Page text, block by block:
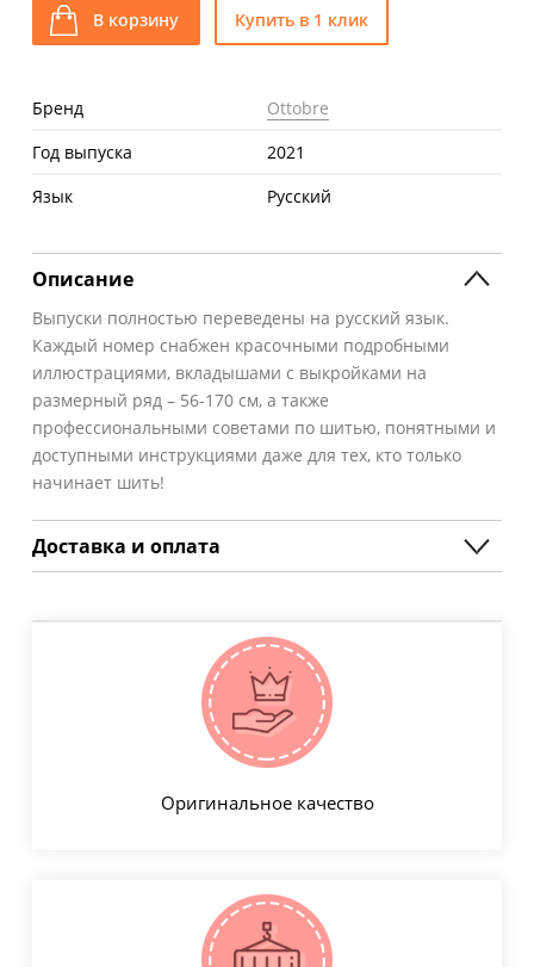
В корзину Купить в 1 клик
Бренд
Ottobre
Год выпуска
2021
Язык
Русский
Описание
Выпуски полностью переведены на русский язык.
Каждый номер снабжен красочными подробными
иллюстрациями, вкладышами с выкройками на
размерный ряд – 56-170 см, а также
профессиональными советами по шитью, понятными и
доступными инструкциями даже для тех, кто только
начинает шить!
Доставка и оплата
Оригинальное качество